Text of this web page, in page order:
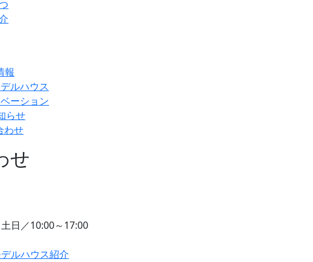
報
ルハウス
ーション
らせ
わせ
せ
日／10:00～17:00
ルハウス紹介